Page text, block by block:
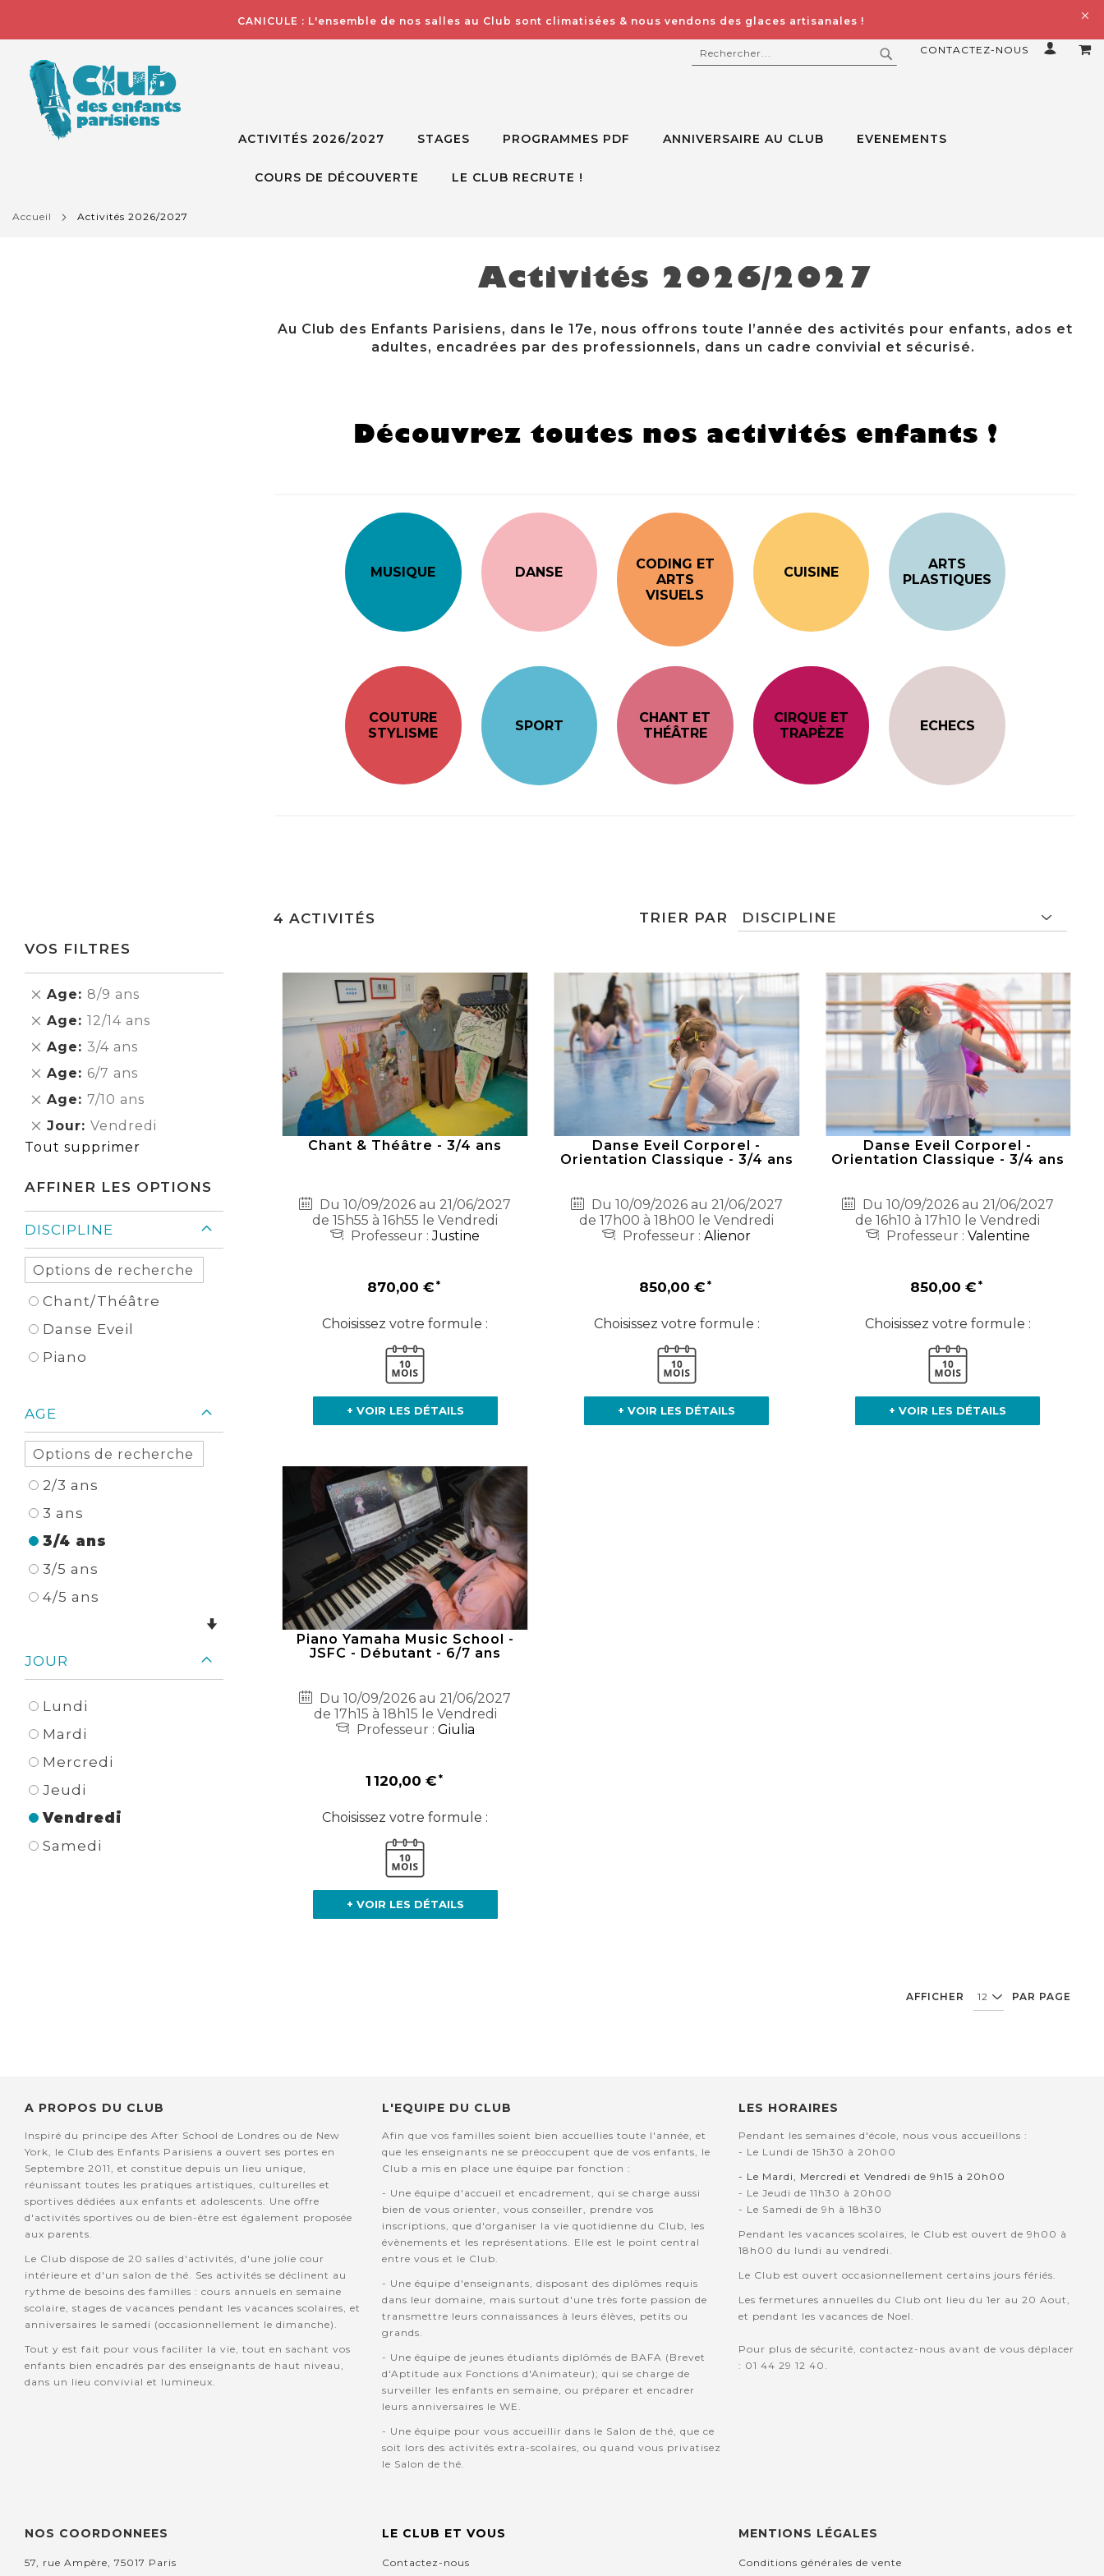
CANICULE : L'ensemble de nos salles au Club sont climatisées & nous vendons des glaces artisanales !
CONTACTEZ-NOUS
RECHERCHER
ACTIVITÉS 2026/2027 STAGES PROGRAMMES PDF ANNIVERSAIRE AU CLUB EVENEMENTS
COURS DE DÉCOUVERTE LE CLUB RECRUTE !
accueil activités 2026/2027
Activités 2026/2027
Au Club des Enfants Parisiens, dans le 17e, nous offrons toute l’année des activités pour enfants, ados et
adultes, encadrées par des professionnels, dans un cadre convivial et sécurisé.
Découvrez toutes nos activités enfants !
MUSIQUE DANSE
CODING ET
ARTS
VISUELS
CUISINE
ARTS
PLASTIQUES
COUTURE
STYLISME
SPORT
CHANT ET
THÉÂTRE
CIRQUE ET
TRAPÈZE
ECHECS
4 ACTIVITÉS TRIER PAR
Chant & Théâtre - 3/4 ans
Du 10/09/2026 au 21/06/2027
de 15h55 à 16h55 le Vendredi
Professeur :Justine
870,00 €
Choisissez votre formule :
+ VOIR LES DÉTAILS
Danse Eveil Corporel -
Orientation Classique - 3/4 ans
Du 10/09/2026 au 21/06/2027
de 17h00 à 18h00 le Vendredi
Professeur :Alienor
850,00 €
Choisissez votre formule :
+ VOIR LES DÉTAILS
Danse Eveil Corporel -
Orientation Classique - 3/4 ans
Du 10/09/2026 au 21/06/2027
de 16h10 à 17h10 le Vendredi
Professeur : Valentine
850,00 €
Choisissez votre formule :
+ VOIR LES DÉTAILS
Piano Yamaha Music School -
JSFC - Débutant - 6/7 ans
Du 10/09/2026 au 21/06/2027
de 17h15 à 18h15 le Vendredi
Professeur : Giulia
1 120,00 €
Choisissez votre formule :
+ VOIR LES DÉTAILS
AFFICHER PAR PAGE
VOS FILTRES
Age 8/9 ans
Supprimer
Élément
Age 12/14 ans
Supprimer
Élément
Age 3/4 ans
Supprimer
Élément
Age 6/7 ans
Supprimer
Élément
Age 7/10 ans
Supprimer
Élément
Jour Vendredi
Supprimer
cet
Tout supprimer
AFFINER LES OPTIONS
DISCIPLINE
Chant/Théâtre
Danse Eveil
Piano
AGE
2/3 ans
3 ans
3/4 ans
3/5 ans
4/5 ans
JOUR
Lundi
Mardi
Mercredi
Jeudi
Vendredi
Samedi
A PROPOS DU CLUB
Inspiré du principe des After School de Londres ou de New
York, le Club des Enfants Parisiens a ouvert ses portes en
Septembre 2011, et constitue depuis un lieu unique,
réunissant toutes les pratiques artistiques, culturelles et
sportives dédiées aux enfants et adolescents. Une offre
d'activités sportives ou de bien-être est également proposée
aux parents.
Le Club dispose de 20 salles d'activités, d'une jolie cour
intérieure et d'un salon de thé. Ses activités se déclinent au
rythme de besoins des familles : cours annuels en semaine
scolaire, stages de vacances pendant les vacances scolaires, et
anniversaires le samedi (occasionnellement le dimanche).
Tout y est fait pour vous faciliter la vie, tout en sachant vos
enfants bien encadrés par des enseignants de haut niveau,
dans un lieu convivial et lumineux.
L'EQUIPE DU CLUB
Afin que vos familles soient bien accuellies toute l'année, et
que les enseignants ne se préoccupent que de vos enfants, le
Club a mis en place une équipe par fonction :
- Une équipe d'accueil et encadrement, qui se charge aussi
bien de vous orienter, vous conseiller, prendre vos
inscriptions, que d'organiser la vie quotidienne du Club, les
évènements et les représentations. Elle est le point central
entre vous et le Club.
- Une équipe d'enseignants, disposant des diplômes requis
dans leur domaine, mais surtout d'une très forte passion de
transmettre leurs connaissances à leurs élèves, petits ou
grands.
- Une équipe de jeunes étudiants diplômés de BAFA (Brevet
d'Aptitude aux Fonctions d'Animateur); qui se charge de
surveiller les enfants en semaine, ou préparer et encadrer
leurs anniversaires le WE.
- Une équipe pour vous accueillir dans le Salon de thé, que ce
soit lors des activités extra-scolaires, ou quand vous privatisez
le Salon de thé.
LES HORAIRES
Pendant les semaines d'école, nous vous accueillons :
- Le Lundi de 15h30 à 20h00
- Le Mardi, Mercredi et Vendredi de 9h15 à 20h00
- Le Jeudi de 11h30 à 20h00
- Le Samedi de 9h à 18h30
Pendant les vacances scolaires, le Club est ouvert de 9h00 à
18h00 du lundi au vendredi.
Le Club est ouvert occasionnellement certains jours fériés.
Les fermetures annuelles du Club ont lieu du 1er au 20 Aout,
et pendant les vacances de Noel.
Pour plus de sécurité, contactez-nous avant de vous déplacer
: 01 44 29 12 40.
NOS COORDONNEES
57, rue Ampère, 75017 Paris
LE CLUB ET VOUS
Contactez-nous
MENTIONS LÉGALES
Conditions générales de vente